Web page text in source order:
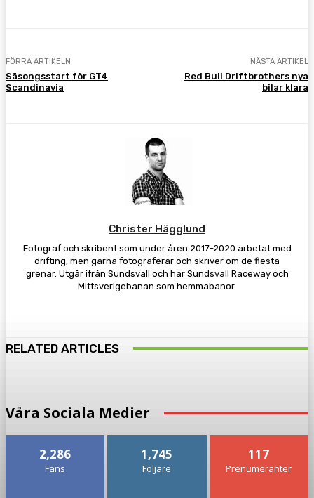
FÖRRA ARTIKELN
Säsongsstart för GT4
Scandinavia
NÄSTA ARTIKEL
Red Bull Driftbrothers nya
bilar klara
Christer Hägglund
Fotograf och skribent som under åren 2017-2020 arbetat med
drifting, men gärna fotograferar och skriver om de flesta
grenar. Utgår ifrån Sundsvall och har Sundsvall Raceway och
Mittsverigebanan som hemmabanor.
RELATED ARTICLES
Våra Sociala Medier
2,286
Fans
1,745
Följare
117
Prenumeranter